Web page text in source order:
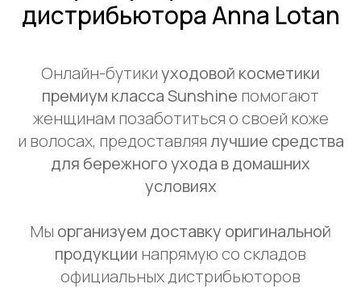
дистрибьютора Anna Lotan
Онлайн-бутикиуходовой косметики
премиум класса Sunshine помогают
женщинам позаботиться о своей коже
и волосах, предоставляялучшие средства
для бережного ухода в домашних
условиях
Мы организуем доставку оригинальной
продукции напрямую со складов
официальных дистрибьюторов